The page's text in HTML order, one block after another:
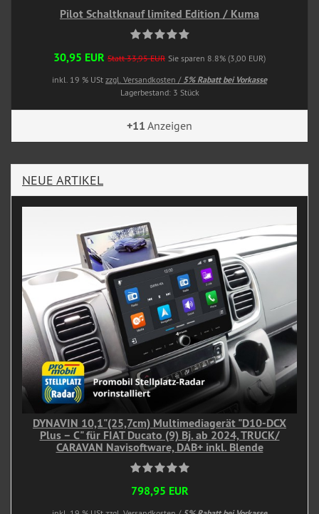
Pilot Schaltknauf limited Edition / Kuma
30,95 EUR Statt 33,95 EUR Sie sparen 8.8% (3,00 EUR)
inkl. 19 % USt zzgl. Versandkosten / 5% Rabatt bei Vorkasse
Lagerbestand: 3 Stück
+11 Anzeigen
NEUE ARTIKEL
DYNAVIN 10,1"(25,7cm) Multimediagerät "D10-DCX
Plus – C" für FIAT Ducato (9) Bj. ab 2024, TRUCK/
CARAVAN Navisoftware, DAB+ inkl. Blende
798,95 EUR